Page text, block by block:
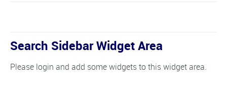
Search Sidebar Widget Area
Please login and add some widgets to this widget area.